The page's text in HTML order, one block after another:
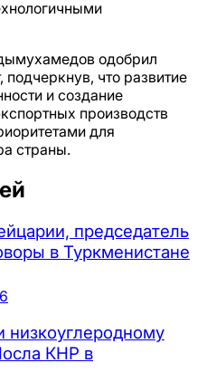
одобрил
что развитие
и создание
производств
для
страны.
председатель
в Туркменистане
низкоуглеродному
КНР в